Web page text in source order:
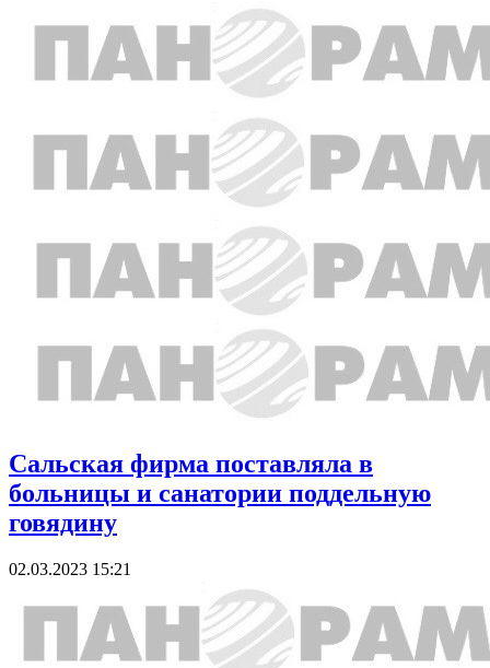
Сальская фирма поставляла в
больницы и санатории поддельную
говядину
02.03.2023 15:21